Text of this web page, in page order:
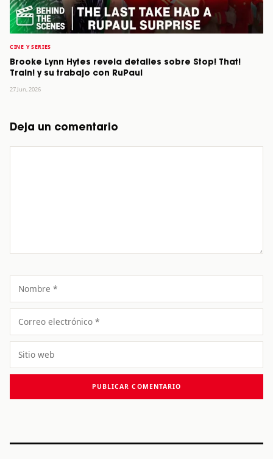
CINE Y SERIES
Brooke Lynn Hytes revela detalles sobre Stop! That!
Train! y su trabajo con RuPaul
27 Jun, 2026
Deja un comentario
Nombre
Correo
electrónico
Sitio
web